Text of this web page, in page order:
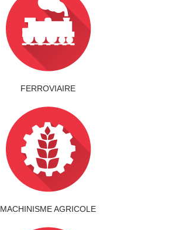
FERROVIAIRE
MACHINISME AGRICOLE